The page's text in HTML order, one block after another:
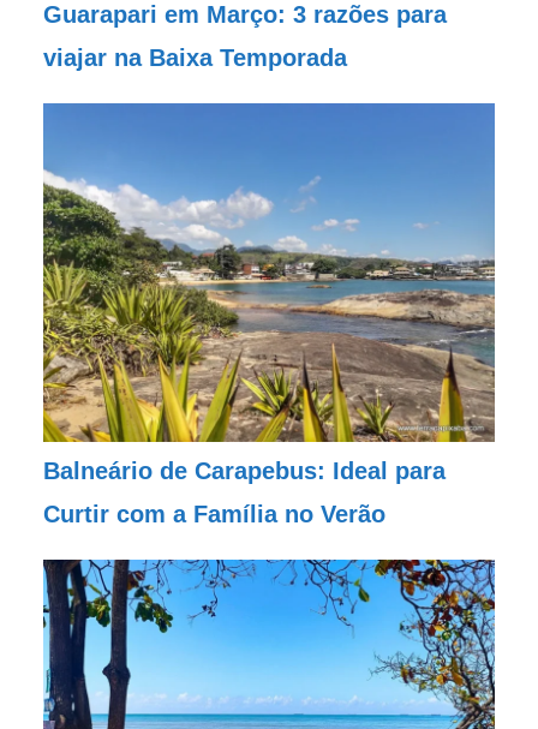
Guarapari em Março: 3 razões para
viajar na Baixa Temporada
Balneário de Carapebus: Ideal para
Curtir com a Família no Verão